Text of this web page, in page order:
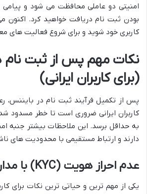
امنیتی دو عاملی محافظت می شود و پیامی
بودن ثبت نام دریافت خواهید کرد. اکنون می
کاربری خود شوید و برای شروع فعالیت های
نکات مهم پس از ثبت نام
(برای کاربران ایرانی)
پس از تکمیل فرآیند ثبت نام در بایننس،
کاربران ایرانی ضروری است تا خطر مسدود
به حداقل برسد. این ملاحظات بیشتر جنبه
دارند و ارتباط مستقیمی با محدودیت های
عدم احراز هویت (KYC) با مدارک ایرانی
یکی از مهم ترین و حیاتی ترین نکات برای